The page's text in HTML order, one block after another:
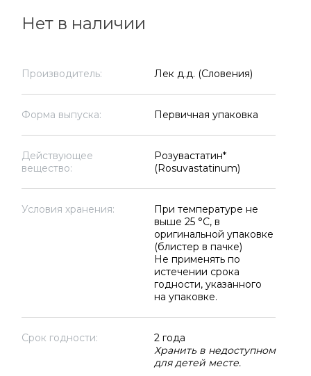
Нет в наличии
Производитель: Лек д.д. (Словения)
Форма выпуска: Первичная упаковка
Действующее
вещество:
Розувастатин*
(Rosuvastatinum)
Условия хранения:
При температуре не
выше 25 °C, в
оригинальной упаковке
(блистер в пачке)
Не применять по
истечении срока
годности, указанного
на упаковке.
Срок годности:
2 года
Хранить в недоступном
для детей месте.